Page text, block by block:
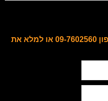
מוזמנים ליצור איתנו קשר בטלפון 09-7602560 או למלא את